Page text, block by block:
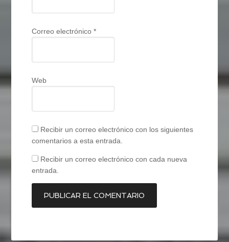
Correo electrónico*
Web
Recibir un correo electrónico con los siguientes
comentarios a esta entrada.
Recibir un correo electrónico con cada nueva
entrada.